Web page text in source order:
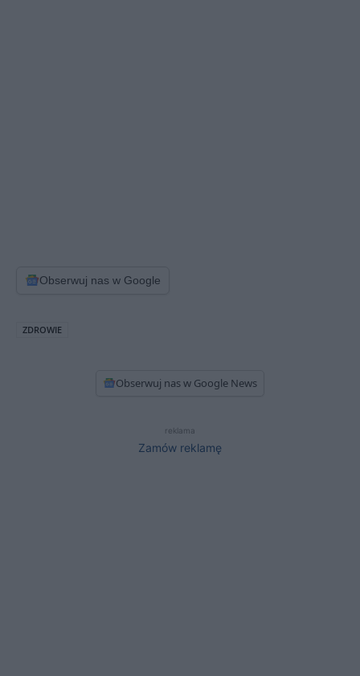
Obserwuj nas w Google
ZDROWIE
Obserwuj nas w Google News
reklama
Zamów reklamę